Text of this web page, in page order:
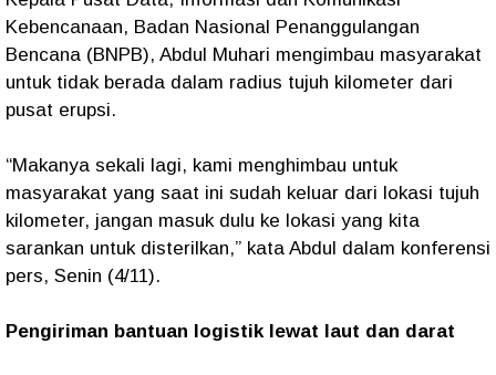
Kebencanaan, Badan Nasional Penanggulangan
Bencana (BNPB), Abdul Muhari mengimbau masyarakat
untuk tidak berada dalam radius tujuh kilometer dari
pusat erupsi.
“Makanya sekali lagi, kami menghimbau untuk
masyarakat yang saat ini sudah keluar dari lokasi tujuh
kilometer, jangan masuk dulu ke lokasi yang kita
sarankan untuk disterilkan,” kata Abdul dalam konferensi
pers, Senin (4/11).
Pengiriman bantuan logistik lewat laut dan darat